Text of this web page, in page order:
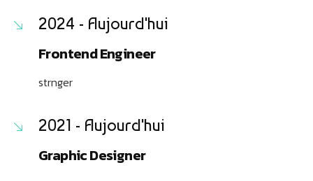
2024 - Aujourd'hui
Frontend Engineer
strnger
2021 - Aujourd'hui
Graphic Designer